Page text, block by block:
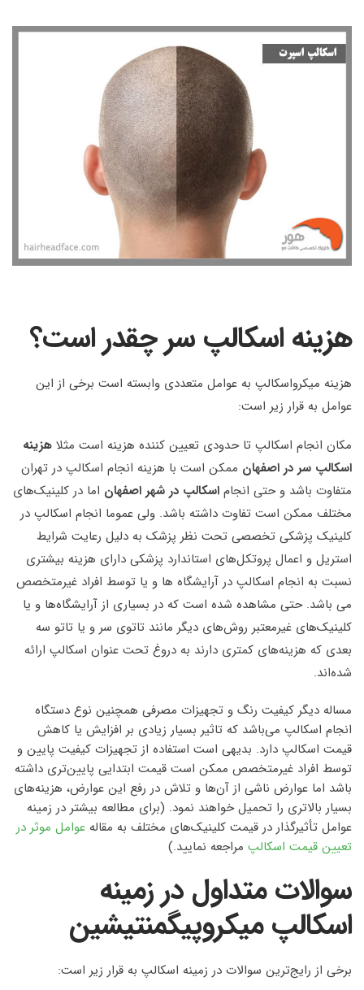
هزینه اسکالپ سر چقدر است؟
هزینه میکرواسکالپ به عوامل متعددی وابسته است برخی از این
عوامل به قرار زیر است:
مکان انجام اسکالپ تا حدودی تعیین کننده هزینه است مثلا هزینه
اسکالپ سر در اصفهان ممکن است با هزینه انجام اسکالپ در تهران
متفاوت باشد و حتی انجام اسکالپ در شهر اصفهان اما در کلینیک‌های
مختلف ممکن است تفاوت داشته باشد. ولی عموما انجام اسکالپ در
کلینیک پزشکی تخصصی تحت نظر پزشک به دلیل رعایت شرایط
استریل و اعمال پروتکل‌های استاندارد پزشکی دارای هزینه بیشتری
نسبت به انجام اسکالپ در آرایشگاه ها و یا توسط افراد غیرمتخصص
می باشد. حتی مشاهده شده است که در بسیاری از آرایشگاه‌ها و یا
کلینیک‌های غیرمعتبر روش‌های دیگر مانند تاتوی سر و یا تاتو سه
بعدی که هزینه‌های کمتری دارند به دروغ تحت عنوان اسکالپ ارائه
شده‌اند.
مساله دیگر کیفیت رنگ و تجهیزات مصرفی همچنین نوع دستگاه
انجام اسکالپ می‌باشد که تاثیر بسیار زیادی بر افزایش یا کاهش
قیمت اسکالپ دارد. بدیهی است استفاده از تجهیزات کیفیت پایین و
توسط افراد غیرمتخصص ممکن است قیمت ابتدایی پایین‌تری داشته
باشد اما عوارض ناشی از آن‌ها و تلاش در رفع این عوارض، هزینه‌های
بسیار بالاتری را تحمیل خواهند نمود. (برای مطالعه بیشتر در زمینه
عوامل تأثیرگذار در قیمت کلینیک‌های مختلف به مقاله عوامل موثر در
تعیین قیمت اسکالپ مراجعه نمایید.)
سوالات متداول در زمینه
اسکالپ میکروپیگمنتیشین
برخی از رایج‌ترین سوالات در زمینه اسکالپ به قرار زیر است: